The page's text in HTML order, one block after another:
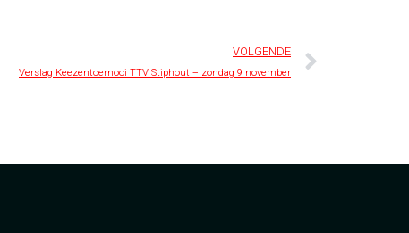
VOLGENDE
Verslag Keezentoernooi TTV Stiphout – zondag 9 november